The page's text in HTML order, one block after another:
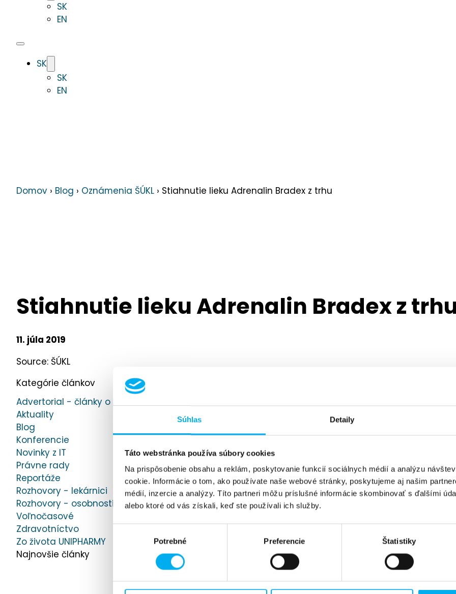
Súhlas Detaily
Táto webstránka používa súbory cookies
Na prispôsobenie obsahu a reklám, poskytovanie funkcií sociálnych médií a analýzu
cookie. Informácie o tom, ako používate naše webové stránky, poskytujeme aj našim
médií, inzercie a analýzy. Títo partneri môžu príslušné informácie skombinovať s ďalšími
alebo ktoré od vás získali, keď ste používali ich služby.
Potrebné Preferencie Štatistiky
SK
EN
SK
SK
EN
Domov› Blog › Oznámenia ŠÚKL› Stiahnutie lieku Adrenalin Bradex z trhu
Stiahnutie lieku Adrenalin Bradex z
11. júla 2019
Source: ŠÚKL
Kategórie článkov
Advertorial - články o zdraví
Aktuality
Blog
Konferencie
Novinky z IT
Právne rady
Reportáže
Rozhovory - lekárnici
Rozhovory - osobnosti
Voľnočasové
Zdravotníctvo
Zo života UNIPHARMY
Najnovšie články